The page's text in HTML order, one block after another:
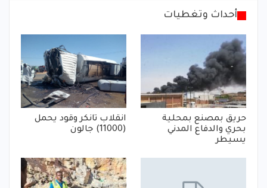
أحداث وتغطيات
حريق بمصنع بمحلية
بحري والدفاع المدني
يسيطر
انقلاب تانكر وقود يحمل
(11000) جالون